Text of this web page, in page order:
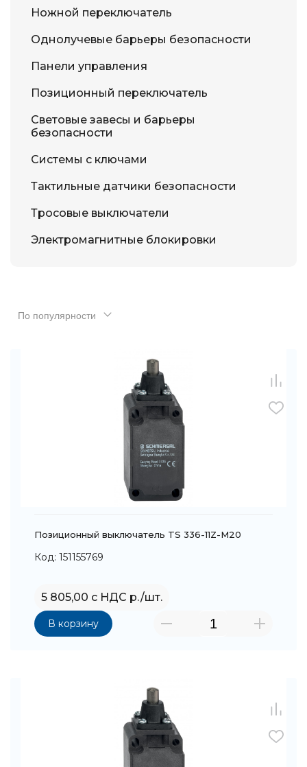
Ножной переключатель
Однолучевые барьеры безопасности
Панели управления
Позиционный переключатель
Световые завесы и барьеры
безопасности
Системы с ключами
Тактильные датчики безопасности
Тросовые выключатели
Электромагнитные блокировки
По популярности
Позиционный выключатель TS 336-11Z-M20
Код: 151155769
5 805,00 с НДС р./шт.
В корзину